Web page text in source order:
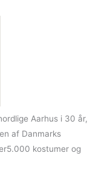
Aarhus i 30 år,
af Danmarks
kostumer og